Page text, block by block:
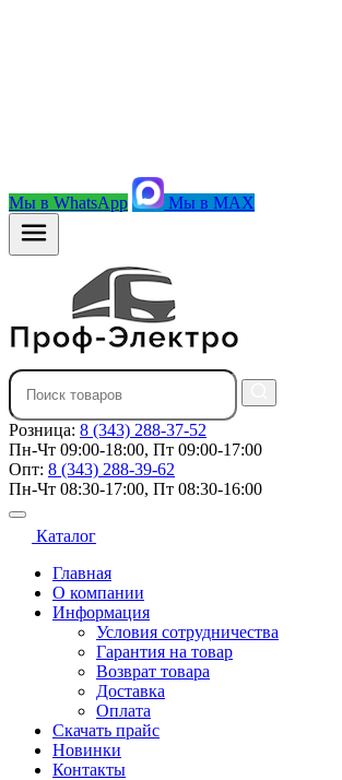
Мы в WhatsApp Мы в MAX
Розница: 8 (343) 288-37-52
Пн-Чт 09:00-18:00, Пт 09:00-17:00
Опт: 8 (343) 288-39-62
Пн-Чт 08:30-17:00, Пт 08:30-16:00
Каталог
Главная
О компании
Информация
Условия сотрудничества
Гарантия на товар
Возврат товара
Доставка
Оплата
Скачать прайс
Новинки
Контакты